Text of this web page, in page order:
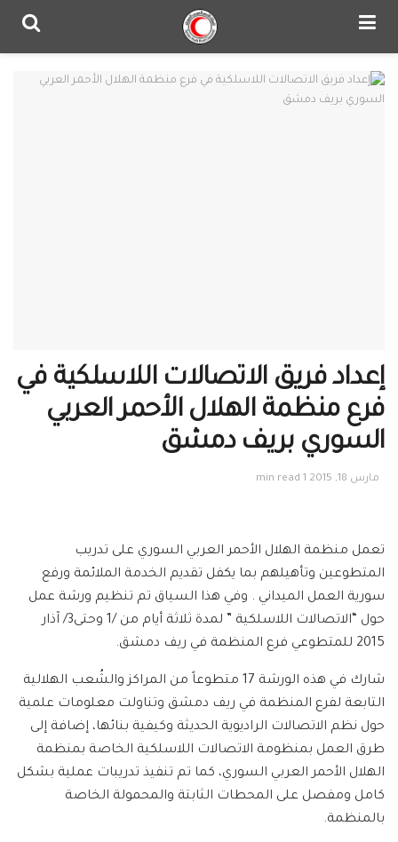
إعداد فريق الاتصالات اللاسلكية في
فرع منظمة الهلال الأحمر العربي
السوري بريف دمشق
مارس 18, 2015 1 min read
تعمل منظمة الهلال الأحمر العربي السوري على تدريب
المتطوعين وتأهيلهم بما يكفل تقديم الخدمة الملائمة ورفع
سورية العمل الميداني . وفي هذا السياق تم تنظيم ورشة عمل
حول “الاتصالات اللاسلكية ” لمدة ثلاثة أيام من /1 وحتى3/ آذار
2015 للمتطوعي فرع المنظمة في ريف دمشق.
شارك في هذه الورشة 17 متطوعاً من المراكز والشُعب الهلالية
التابعة لفرع المنظمة في ريف دمشق وتناولت معلومات علمية
حول نظم الاتصالات الراديوية الحديثة وكيفية بنائها، إضافة إلى
طرق العمل بمنظومة الاتصالات اللاسلكية الخاصة بمنظمة
الهلال الأحمر العربي السوري، كما تم تنفيذ تدريبات عملية بشكل
كامل ومفصل على المحطات الثابتة والمحمولة الخاصة
بالمنظمة.